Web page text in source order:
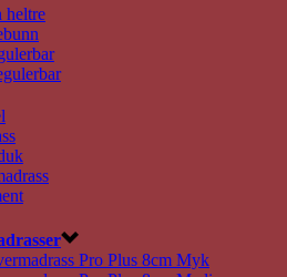
heltre
Pro Plus 8cm Myk